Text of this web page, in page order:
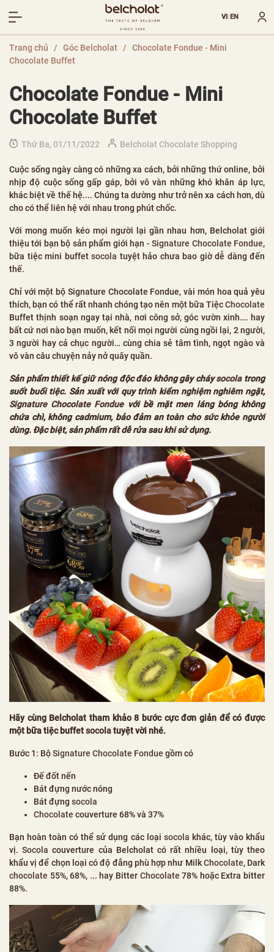
VI|EN
Trang chủ / Góc Belcholat /
Chocolate Fondue - Mini
Chocolate Buffet
Chocolate Fondue - Mini
Chocolate Buffet
Thứ Ba, 01/11/2022 Belcholat Chocolate Shopping
Cuộc sống ngày càng có những xa cách, bởi những thứ online, bởi
nhịp độ cuộc sống gấp gáp, bởi vô vàn những khó khăn áp lực,
khác biệt về thế hệ.... Chúng ta dường như trở nên xa cách hơn, dù
cho có thể liên hệ với nhau trong phút chốc.
Với mong muốn kéo mọi người lại gần nhau hơn, Belcholat giới
thiệu tới bạn bộ sản phẩm giới hạn -Signature Chocolate Fondue,
bữa tiệc mini buffet socola tuyệt hảo chưa bao giờ dễ dàng đến
thế.
Chỉ với một bộ Signature Chocolate Fondue, vài món hoa quả yêu
thích, bạn có thể rất nhanh chóng tạo nên một bữa TiệcChocolate
Buffet thịnh soạn ngay tại nhà, nơi công sở, góc vườn xinh…. hay
bất cứ nơi nào bạn muốn, kết nối mọi người cùng ngồi lại, 2 người,
3 người hay cả chục người… cùng chia sẻ tâm tình, ngọt ngào và
vô vàn câu chuyện nảy nở quây quần.
Sản phẩm thiết kế giữ nóng độc đáo không gây cháysocolatrong
suốt buổi tiệc. Sản xuất với quy trình kiểm nghiệm nghiêm ngặt,
Signature Chocolate Fonduevới bề mặt men láng bóng không
chứa chì, không cadmium, bảo đảm an toàn cho sức khỏe người
dùng. Đặc biệt, sản phẩm rất dễ rửa sau khi sử dụng.
Hãy cùng Belcholat tham khảo 8 bước cực đơn giản để có được
một bữa tiệc buffetsocolatuyệt vời nhé.
Bước 1: BộSignature Chocolate Fondue gồm có
Đế đốt nến
Bát đựng nước nóng
Bát đựng socola
Chocolate couverture 68% và 37%
Bạn hoàn toàn có thể sử dụng các loại socola khác, tùy vào khẩu
vị.Socola couverture của Belcholat có rất nhiều loại, tùy theo
khẩu vị để chọn loại có độ đắng phù hợp như MilkChocolate, Dark
chocolate 55%, 68%, ... hay Bitter Chocolate 78% hoặc Extra bitter
88%.